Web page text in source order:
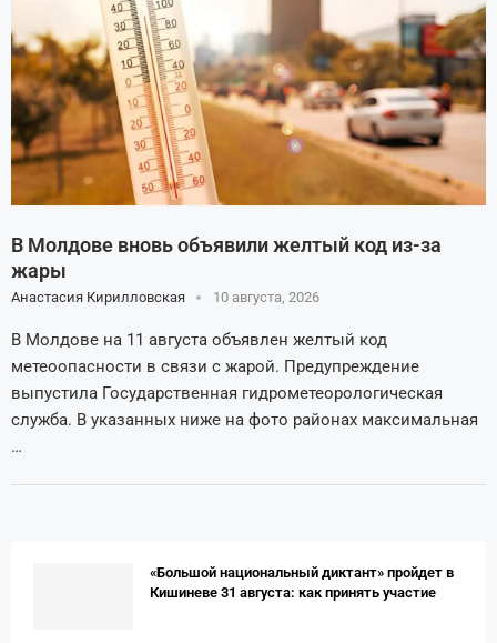
В Молдове вновь объявили желтый код из-за
жары
Анастасия Кирилловская 10 августа, 2026
В Молдове на 11 августа объявлен желтый код
метеоопасности в связи с жарой. Предупреждение
выпустила Государственная гидрометеорологическая
служба. В указанных ниже на фото районах максимальная
…
«Большой национальный диктант» пройдет в
Кишиневе 31 августа: как принять участие